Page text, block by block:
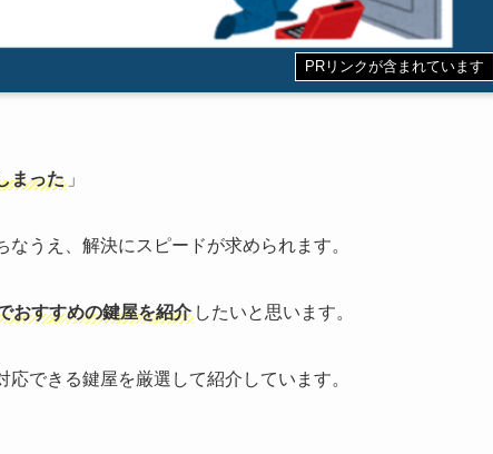
PRリンクが含まれています
まった 」
うえ、解決にスピードが求められます。
おすすめの鍵屋を紹介 したいと思います。
できる鍵屋を厳選して紹介しています。